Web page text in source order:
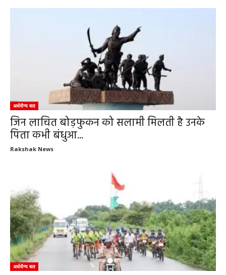
अर्धसैन्य बल
जिन लाचित बोड़फुकन को सलामी मिलती है उनके
पिता कभी बंधुआ...
Rakshak News
अर्धसैन्य बल